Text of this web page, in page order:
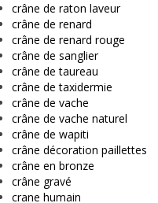
crâne de raton laveur
crâne de renard
crâne de renard rouge
crâne de sanglier
crâne de taureau
crâne de taxidermie
crâne de vache
crâne de vache naturel
crâne de wapiti
crâne décoration paillettes
crâne en bronze
crâne gravé
crane humain